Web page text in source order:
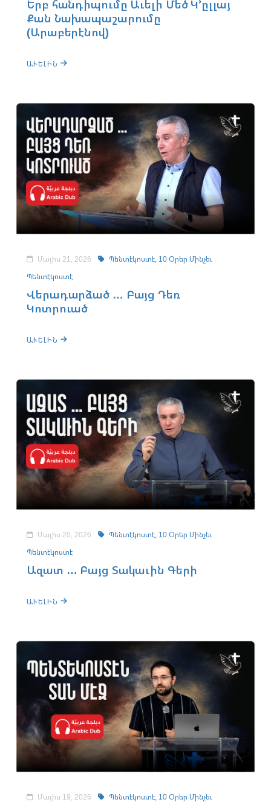
Երբ հանդիպումը Աւելի Մեծ Կ՚ըլլայ
Քան Նախապաշարումը
(Արաբերէնով)
ԱՒԵԼԻՆ
Մայիս 21, 2026 Պենտէկոստէ, 10 Օրեր Մինչեւ
Պենտէկոստէ
Վերադարձած … Բայց Դեռ
Կոտրուած
ԱՒԵԼԻՆ
Մայիս 20, 2026 Պենտէկոստէ, 10 Օրեր Մինչեւ
Պենտէկոստէ
Ազատ … Բայց Տակաւին Գերի
ԱՒԵԼԻՆ
Մայիս 19, 2026 Պենտէկոստէ, 10 Օրեր Մինչեւ